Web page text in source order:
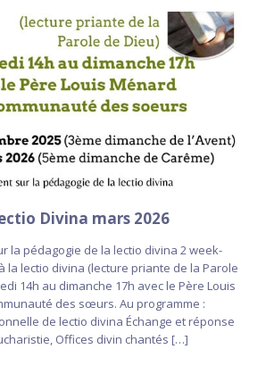
Divina mars 2026
la pédagogie de la lectio divina 2 week-
la lectio divina (lecture priante de la Parole
14h au dimanche 17h avec le Père Louis
des sœurs. Au programme :
de lectio divina Échange et réponse
Offices divin chantés […]